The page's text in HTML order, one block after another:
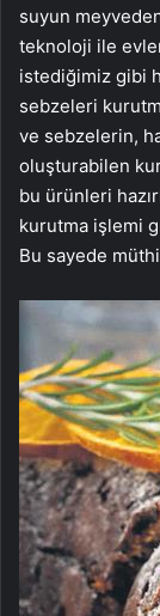
suyun
teknoloji ile
istediğimiz gibi
sebzeleri
ve sebzelerin,
oluşturabilen
bu ürünleri
kurutma işlemi
Bu sayede